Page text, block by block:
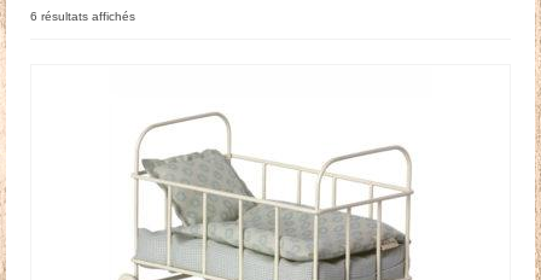
Doudous
6 résultats affichésTrié
plus
ancien